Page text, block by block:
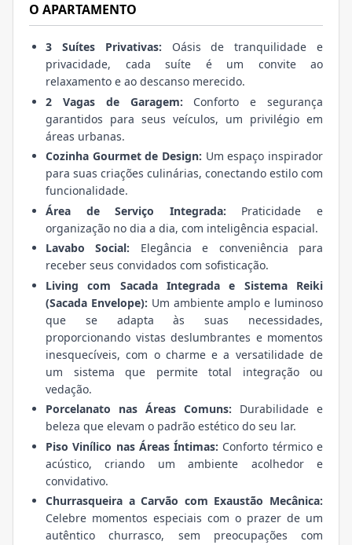
O APARTAMENTO
3 Suítes Privativas: Oásis de tranquilidade e
privacidade, cada suíte é um convite ao
relaxamento e ao descanso merecido.
2 Vagas de Garagem: Conforto e segurança
garantidos para seus veículos, um privilégio em
áreas urbanas.
Cozinha Gourmet de Design: Um espaço inspirador
para suas criações culinárias, conectando estilo com
funcionalidade.
Área de Serviço Integrada: Praticidade e
organização no dia a dia, com inteligência espacial.
Lavabo Social: Elegância e conveniência para
receber seus convidados com sofisticação.
Living com Sacada Integrada e Sistema Reiki
(Sacada Envelope): Um ambiente amplo e luminoso
que se adapta às suas necessidades,
proporcionando vistas deslumbrantes e momentos
inesquecíveis, com o charme e a versatilidade de
um sistema que permite total integração ou
vedação.
Porcelanato nas Áreas Comuns: Durabilidade e
beleza que elevam o padrão estético do seu lar.
Piso Vinílico nas Áreas Íntimas: Conforto térmico e
acústico, criando um ambiente acolhedor e
convidativo.
Churrasqueira a Carvão com Exaustão Mecânica:
Celebre momentos especiais com o prazer de um
autêntico churrasco, sem preocupações com